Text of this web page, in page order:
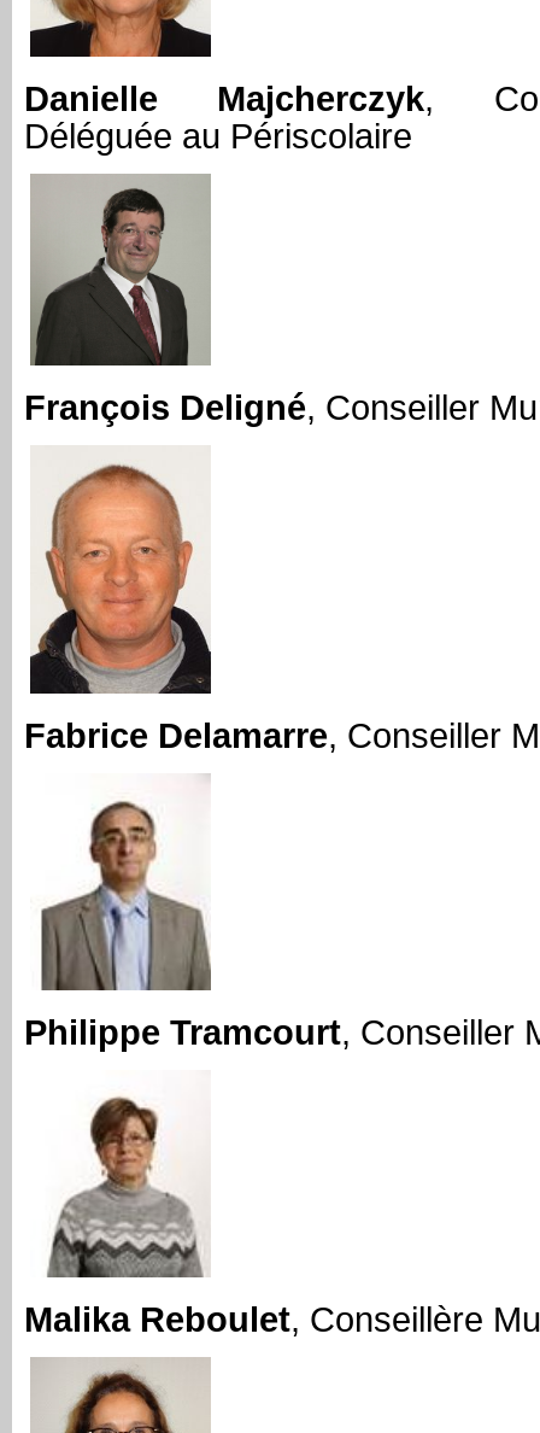
Danielle Majcherczyk,
Déléguée au Périscolaire
François Deligné, Conseiller
Fabrice Delamarre, Conseiller
Philippe Tramcourt, Conseiller
Malika Reboulet, Conseillère